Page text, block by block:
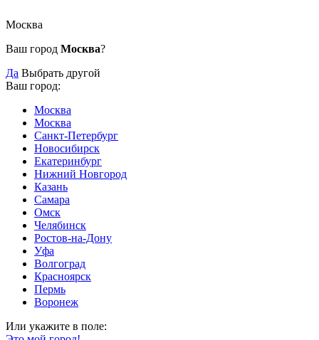
Москва
Ваш город Москва?
Да Выбрать другой
Ваш город:
Москва
Москва
Санкт-Петербург
Новосибирск
Екатеринбург
Нижний Новгород
Казань
Самара
Омск
Челябинск
Ростов-на-Дону
Уфа
Волгоград
Красноярск
Пермь
Воронеж
Или укажите в поле: